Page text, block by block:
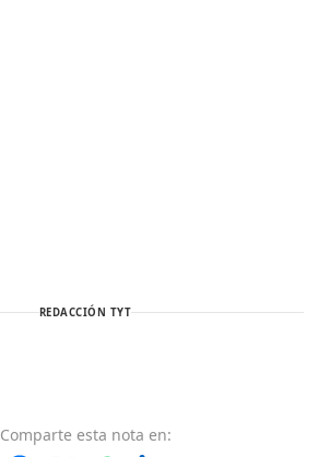
REDACCIÓN TYT
Comparte esta nota en: